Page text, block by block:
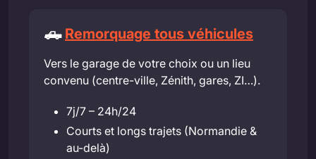
🛻 Remorquage tous véhicules
Vers le garage de votre choix ou un lieu
convenu (centre-ville, Zénith, gares, ZI…).
7j/7 – 24h/24
Courts et longs trajets (Normandie &
au-delà)